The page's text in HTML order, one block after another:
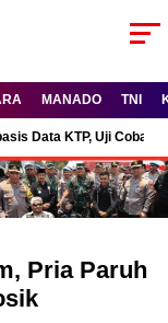
MANADO TNI
Data KTP, Uji Coba
Pria Paruh